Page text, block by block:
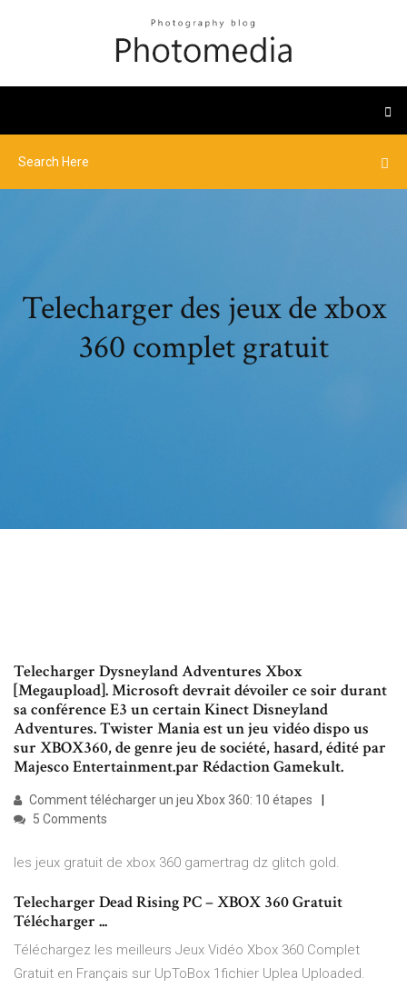
Telecharger des jeux de xbox
360 complet gratuit
Telecharger Dysneyland Adventures Xbox
[Megaupload]. Microsoft devrait dévoiler ce soir durant
sa conférence E3 un certain Kinect Disneyland
Adventures. Twister Mania est un jeu vidéo dispo us
sur XBOX360, de genre jeu de société, hasard, édité par
Majesco Entertainment.par Rédaction Gamekult.
Comment télécharger un jeu Xbox 360: 10 étapes
5 Comments
les jeux gratuit de xbox 360 gamertrag dz glitch gold.
Telecharger Dead Rising PC – XBOX 360 Gratuit
Télécharger ...
Téléchargez les meilleurs Jeux Vidéo Xbox 360 Complet
Gratuit en Français sur UpToBox 1fichier Uplea Uploaded.